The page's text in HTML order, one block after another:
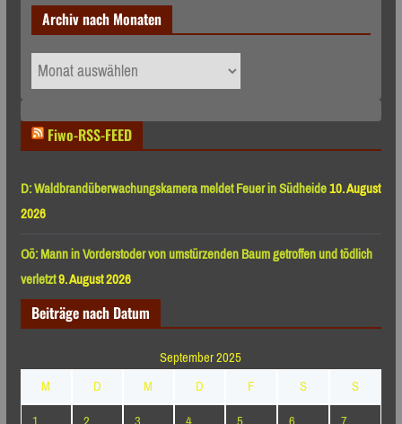
Archiv nach Monaten
Archiv
nach
Fiwo-RSS-FEED
D: Waldbrandüberwachungskamera meldet Feuer in Südheide10. August
2026
Oö: Mann in Vorderstoder von umstürzenden Baum getroffen und tödlich
verletzt9. August 2026
Beiträge nach Datum
September 2025
M
D M D F S
S